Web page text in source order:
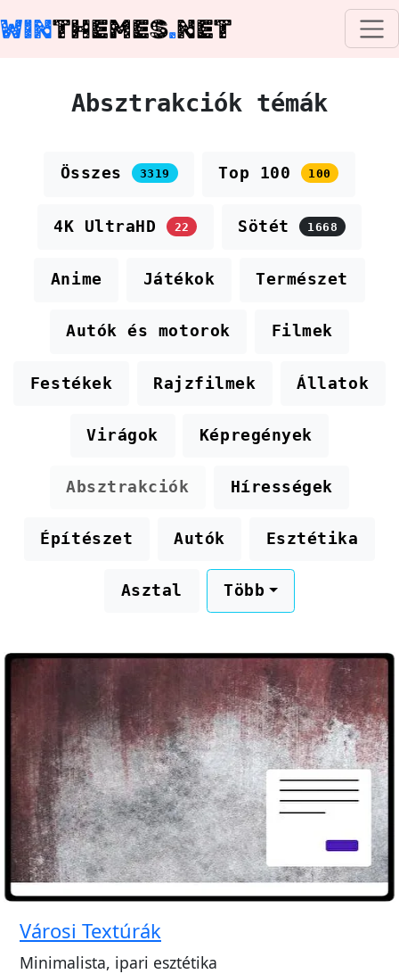
WINTHEMES.NET
Absztrakciók témák
Összes 3319 Top 100 100
4K UltraHD 22 Sötét 1668
Anime Játékok Természet
Autók és motorok Filmek
Festékek Rajzfilmek Állatok
Virágok Képregények
Absztrakciók Hírességek
Építészet Autók Esztétika
Asztal Több
Városi Textúrák
Minimalista, ipari esztétika